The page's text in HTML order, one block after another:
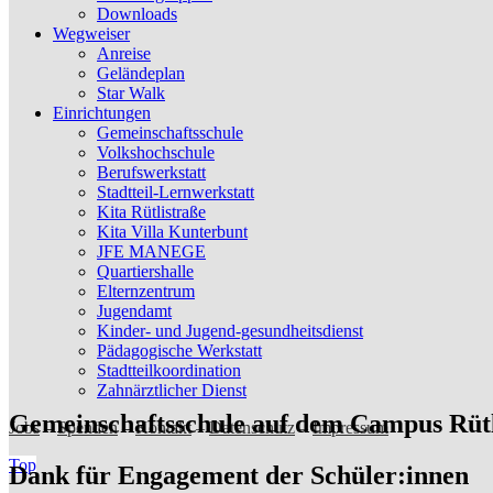
Downloads
Wegweiser
Anreise
Geländeplan
Star Walk
Einrichtungen
Gemeinschaftsschule
Volkshochschule
Berufswerkstatt
Stadtteil-Lernwerkstatt
Kita Rütlistraße
Kita Villa Kunterbunt
JFE MANEGE
Quartiershalle
Elternzentrum
Jugendamt
Kinder- und Jugend-gesundheitsdienst
Pädagogische Werkstatt
Stadtteilkoordination
Zahnärztlicher Dienst
Jobs–Spenden–Kontakt–Datenschutz–Impressum
Top
Gemeinschaftsschule auf dem Campus
Dank für Engagement der Schüler:innen